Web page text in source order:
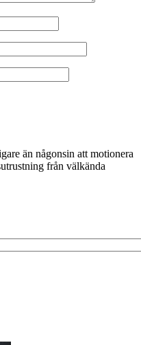
än någonsin att motionera
från välkända